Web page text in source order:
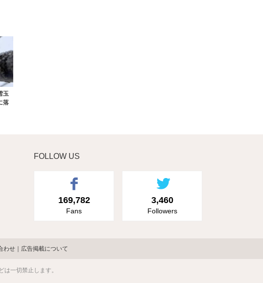
玉
落
FOLLOW US
169,782
Fans
3,460
Followers
わせ 広告掲載について
一切禁止します。